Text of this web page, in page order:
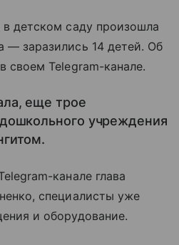
детском саду произошла
— заразились 14 детей. Об
своем Telegram-канале.
еще трое
учреждения
канале глава
специалисты уже
и оборудование.